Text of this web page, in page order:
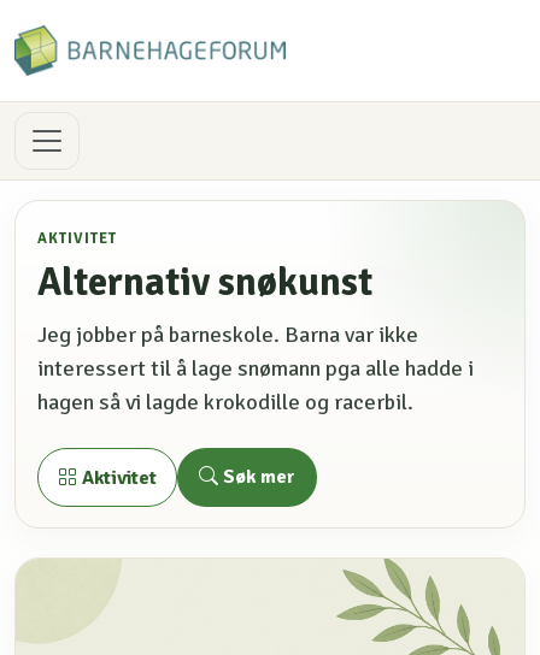
AKTIVITET
Alternativ snøkunst
Jeg jobber på barneskole. Barna var ikke
interessert til å lage snømann pga alle hadde i
hagen så vi lagde krokodille og racerbil.
Aktivitet Søk mer